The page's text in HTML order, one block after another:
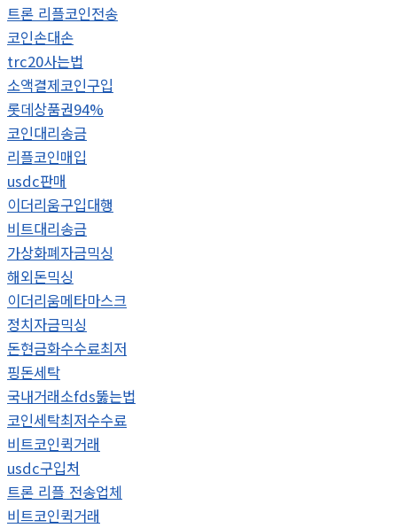
트론 리플코인전송
코인손대손
trc20사는법
소액결제코인구입
롯데상품권94%
코인대리송금
리플코인매입
usdc판매
이더리움구입대행
비트대리송금
가상화폐자금믹싱
해외돈믹싱
이더리움메타마스크
정치자금믹싱
돈현금화수수료최저
핑돈세탁
국내거래소fds뚫는법
코인세탁최저수수료
비트코인퀵거래
usdc구입처
트론 리플 전송업체
비트코인퀵거래